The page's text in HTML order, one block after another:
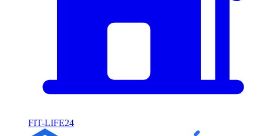
FIT-LIFE24